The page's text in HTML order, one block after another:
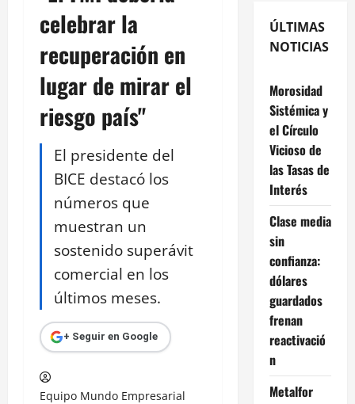
celebrar la
recuperación en
lugar de mirar el
riesgo país"
El presidente del
BICE destacó los
números que
muestran un
sostenido superávit
comercial en los
últimos meses.
+ Seguir en Google
Equipo Mundo Empresarial
ÚLTIMAS
NOTICIAS
Morosidad
Sistémica y
el Círculo
Vicioso de
las Tasas de
Interés
Clase media
sin
confianza:
dólares
guardados
frenan
reactivació
n
Metalfor